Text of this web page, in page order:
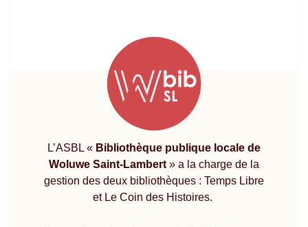
L’ASBL « Bibliothèque publique locale de
Woluwe Saint-Lambert » a la charge de la
gestion des deux bibliothèques : Temps Libre
et Le Coin des Histoires.